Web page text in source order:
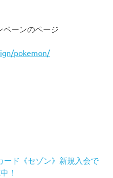
ペーンのページ
pokemon/
ード《セゾン》新規入会で
！